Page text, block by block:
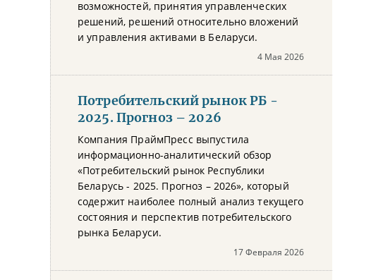
возможностей, принятия управленческих
решений, решений относительно вложений
и управления активами в Беларуси.
4 Мая 2026
Потребительский рынок РБ -
2025. Прогноз – 2026
Компания ПраймПресс выпустила
информационно-аналитический обзор
«Потребительский рынок Республики
Беларусь - 2025. Прогноз – 2026», который
содержит наиболее полный анализ текущего
состояния и перспектив потребительского
рынка Беларуси.
17 Февраля 2026